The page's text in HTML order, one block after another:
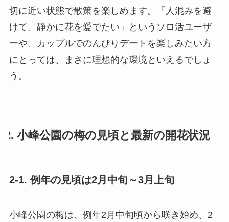
切に近い状態で散策を楽しめます。「人混みを避
けて、静かに花を愛でたい」というソロ活ユーザ
ーや、カップルでのんびりデートを楽しみたい方
にとっては、まさに理想的な環境といえるでしょ
う。
2. 小峰公園の梅の見頃と最新の開花状況
2-1. 例年の見頃は2月中旬～3月上旬
小峰公園の梅は、例年2月中旬頃から咲き始め、2